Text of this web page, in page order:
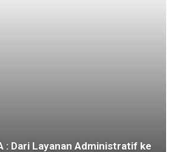
: Dari Layanan Administratif ke